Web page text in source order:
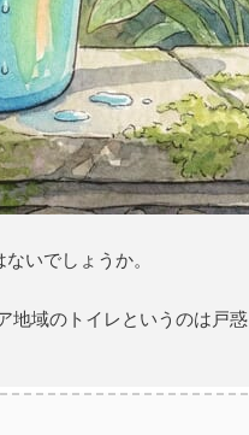
いでしょうか。
地域のトイレというのは戸